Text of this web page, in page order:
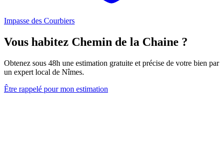
Impasse des Courbiers
Vous habitez Chemin de la Chaine ?
Obtenez sous 48h une estimation gratuite et précise de votre bien par
un expert local de Nîmes.
Être rappelé pour mon estimation